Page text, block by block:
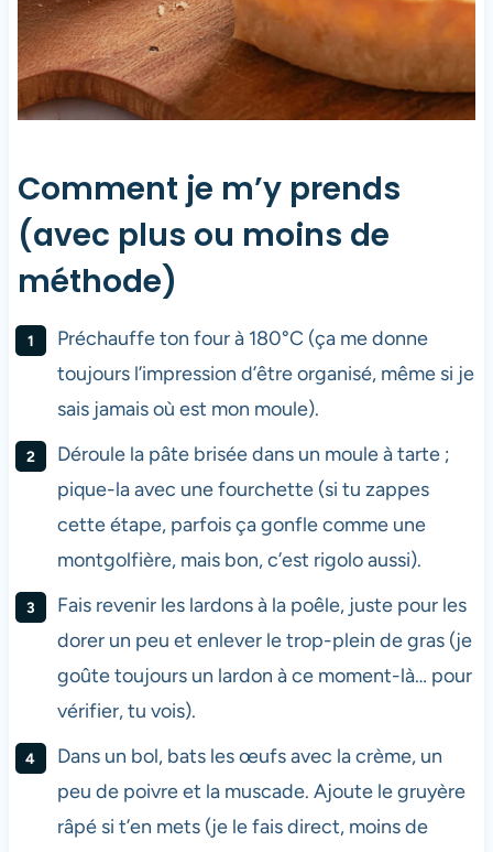
Comment je m’y prends
(avec plus ou moins de
méthode)
Préchauffe ton four à 180°C (ça me donne
toujours l’impression d’être organisé, même si je
sais jamais où est mon moule).
Déroule la pâte brisée dans un moule à tarte ;
pique-la avec une fourchette (si tu zappes
cette étape, parfois ça gonfle comme une
montgolfière, mais bon, c’est rigolo aussi).
Fais revenir les lardons à la poêle, juste pour les
dorer un peu et enlever le trop-plein de gras (je
goûte toujours un lardon à ce moment-là… pour
vérifier, tu vois).
Dans un bol, bats les œufs avec la crème, un
peu de poivre et la muscade. Ajoute le gruyère
râpé si t’en mets (je le fais direct, moins de